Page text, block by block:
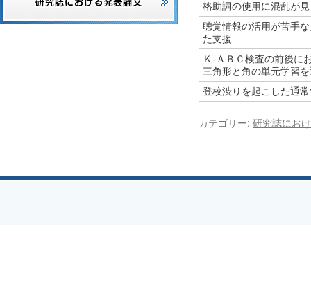
格助詞の使用に混乱が
聴覚情報の活用が苦手
た支援
Ｋ-ＡＢＣ検査の前後に
三角形と角の単元学習
登校渋りを起こした通
カテゴリー: 研究誌にお